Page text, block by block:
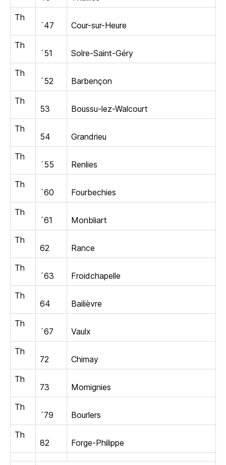
Th
´47
Cour-sur-Heure
Th
´51
Solre-Saint-Géry
Th
´52
Barbençon
Th
53
Boussu-lez-Walcourt
Th
54
Grandrieu
Th
´55
Renlies
Th
´60
Fourbechies
Th
´61
Monbliart
Th
62
Rance
Th
´63
Froidchapelle
Th
64
Bailièvre
Th
´67
Vaulx
Th
72
Chimay
Th
73
Momignies
Th
´79
Bourlers
Th
82
Forge-Philippe